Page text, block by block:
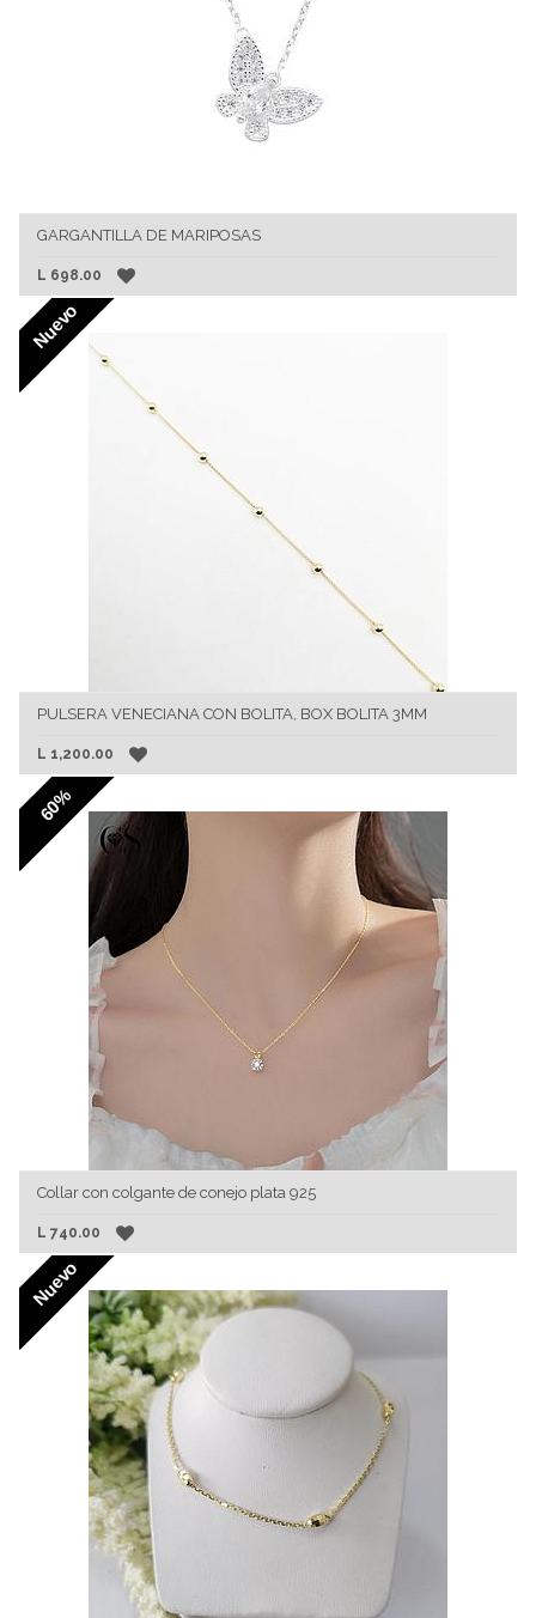
GARGANTILLA DE MARIPOSAS
L 698.00
Nuevo
PULSERA VENECIANA CON BOLITA, BOX BOLITA 3MM
L 1,200.00
60%
Collar con colgante de conejo plata 925
L 740.00
Nuevo